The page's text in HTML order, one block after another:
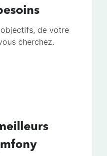
de votre
cherchez.